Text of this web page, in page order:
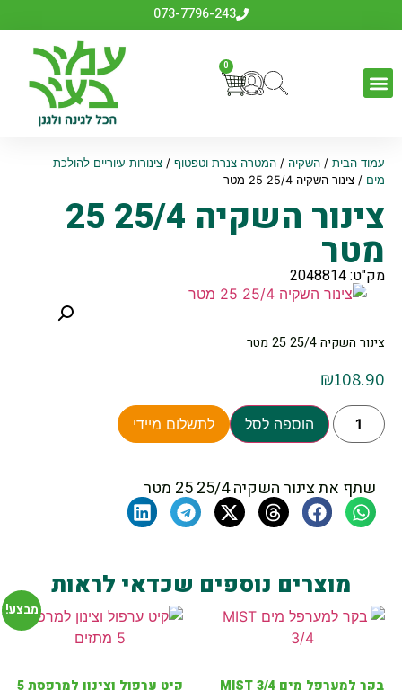
073-7796-243
0
עמוד הבית/ השקיה / המטרה צנרת וטפטוף/ צינורות עיוריים להולכת
מים / צינור השקיה ‎25 25/4 מטר
צינור השקיה ‎25 25/4
מטר
מק"ט: 2048814
צינור השקיה ‎25 25/4 מטר
₪108.90
הוספה לסל לתשלום מיידי
שתף את צינור השקיה ‎25 25/4 מטר
מוצרים נוספים שכדאי לראות
מבצע!